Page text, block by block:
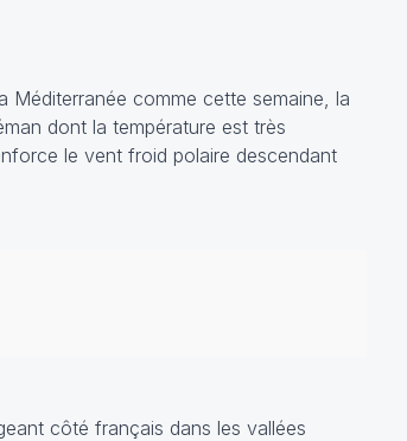
Méditerranée comme cette semaine, la
dont la température est très
le vent froid polaire descendant
côté français dans les vallées